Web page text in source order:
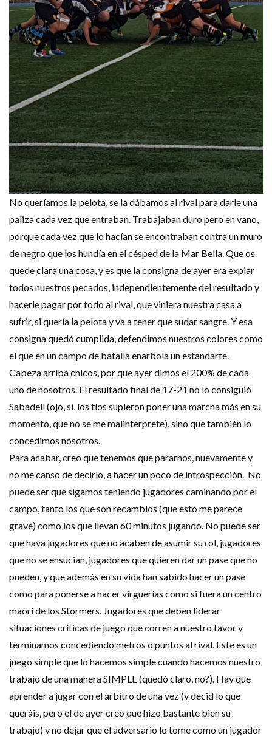
No queríamos la pelota, se la dábamos al rival para darle una
paliza cada vez que entraban. Trabajaban duro pero en vano,
porque cada vez que lo hacían se encontraban contra un muro
de negro que los hundía en el césped de la Mar Bella. Que os
quede clara una cosa, y es que la consigna de ayer era expiar
todos nuestros pecados, independientemente del resultado y
hacerle pagar por todo al rival, que viniera nuestra casa a
sufrir, si quería la pelota y va a tener que sudar sangre. Y esa
consigna quedó cumplida, defendimos nuestros colores como
el que en un campo de batalla enarbola un estandarte.
Cabeza arriba chicos, por que ayer dimos el 200% de cada
uno de nosotros. El resultado final de 17-21 no lo consiguió
Sabadell (ojo, si, los tíos supieron poner una marcha más en su
momento, que no se me malinterprete), sino que también lo
concedimos nosotros.
Para acabar, creo que tenemos que pararnos, nuevamente y
no me canso de decirlo, a hacer un poco de introspección. No
puede ser que sigamos teniendo jugadores caminando por el
campo, tanto los que son recambios (que esto me parece
grave) como los que llevan 60 minutos jugando. No puede ser
que haya jugadores que no acaben de asumir su rol, jugadores
que no se ensucian, jugadores que quieren dar un pase que no
pueden, y que además en su vida han sabido hacer un pase
como para ponerse a hacer virguerías como si fuera un centro
maorí de los Stormers. Jugadores que deben liderar
situaciones críticas de juego que corren a nuestro favor y
terminamos concediendo metros o puntos al rival. Este es un
juego simple que lo hacemos simple cuando hacemos nuestro
trabajo de una manera SIMPLE (quedó claro, no?). Hay que
aprender a jugar con el árbitro de una vez (y decid lo que
queráis, pero el de ayer creo que hizo bastante bien su
trabajo) y no dejar que el adversario lo tome como un jugador